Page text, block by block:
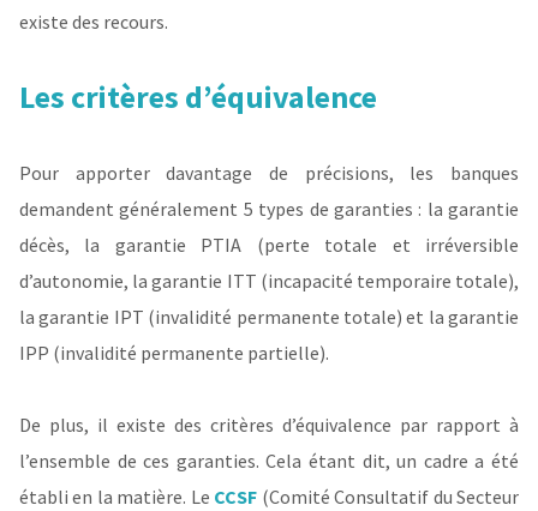
existe des recours.
Les critères d’équivalence
Pour apporter davantage de précisions, les banques
demandent généralement 5 types de garanties : la garantie
décès, la garantie PTIA (perte totale et irréversible
d’autonomie, la garantie ITT (incapacité temporaire totale),
la garantie IPT (invalidité permanente totale) et la garantie
IPP (invalidité permanente partielle).
De plus, il existe des critères d’équivalence par rapport à
l’ensemble de ces garanties. Cela étant dit, un cadre a été
établi en la matière. Le CCSF (Comité Consultatif du Secteur